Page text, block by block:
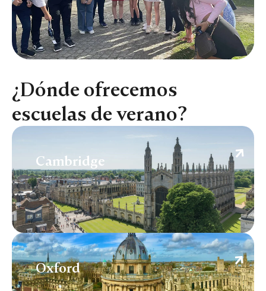
¿Dónde ofrecemos
escuelas de verano?
Cambridge
Cambridge
Oxford
Oxford